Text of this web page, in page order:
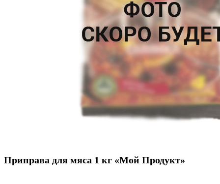
Приправа для мяса 1 кг «Мой Продукт»